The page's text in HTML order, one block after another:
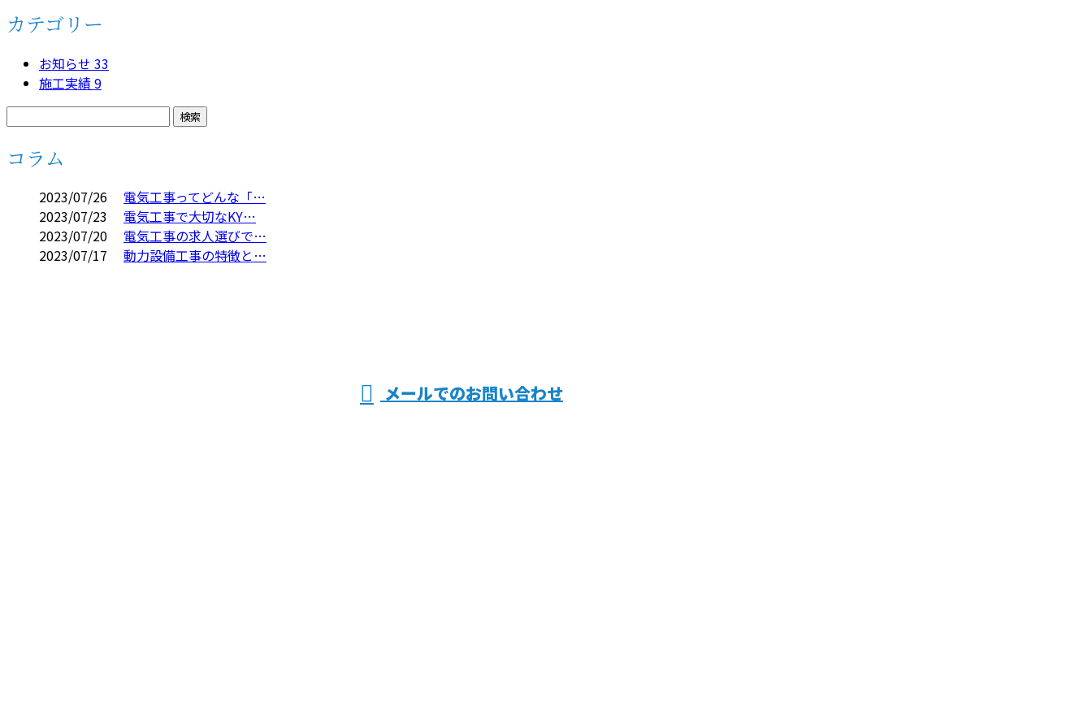
カテゴリー
お知らせ 33
施工実績9
コラム
2023/07/26
電気工事ってどんな「…
2023/07/23
電気工事で大切なKY…
2023/07/20
電気工事の求人選びで…
2023/07/17
動力設備工事の特徴と…
メールでのお問い合わせ